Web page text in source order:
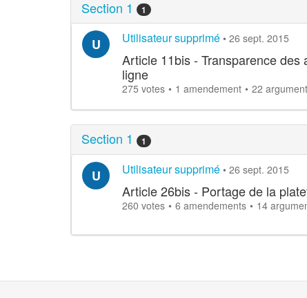
Section 1 1
U Utilisateur supprimé • 26 sept. 2015
Article 11bis - Transparence
ligne
275 votes 1 amendement 22
Section 1 1
U Utilisateur supprimé • 26 sept. 2015
Article 26bis - Portage de la
260 votes 6 amendements 14